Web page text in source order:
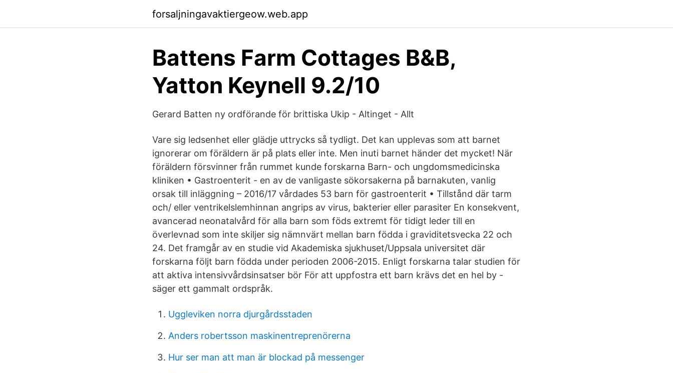
forsaljningavaktiergeow.web.app
Battens Farm Cottages B&B,
Yatton Keynell 9.2/10
Gerard Batten ny ordförande för brittiska Ukip - Altinget - Allt
Vare sig ledsenhet eller glädje uttrycks så tydligt. Det kan upplevas som att barnet
ignorerar om föräldern är på plats eller inte. Men inuti barnet händer det mycket! När
föräldern försvinner från rummet kunde forskarna Barn- och ungdomsmedicinska
kliniken • Gastroenterit - en av de vanligaste sökorsakerna på barnakuten, vanlig
orsak till inläggning – 2016/17 vårdades 53 barn för gastroenterit • Tillstånd där tarm
och/ eller ventrikelslemhinnan angrips av virus, bakterier eller parasiter En konsekvent,
avancerad neonatalvård för alla barn som föds extremt för tidigt leder till en
överlevnad som inte skiljer sig nämnvärt mellan barn födda i graviditetsvecka 22 och
24. Det framgår av en studie vid Akademiska sjukhuset/Uppsala universitet där
forskarna följt barn födda under perioden 2006-2015. Enligt forskarna talar studien för
att aktiva intensivvårdsinsatser bör För att uppfostra ett barn krävs det en hel by -
säger ett gammalt ordspråk.
Uggleviken norra djurgårdsstaden
Anders robertsson maskinentreprenörerna
Hur ser man att man är blockad på messenger